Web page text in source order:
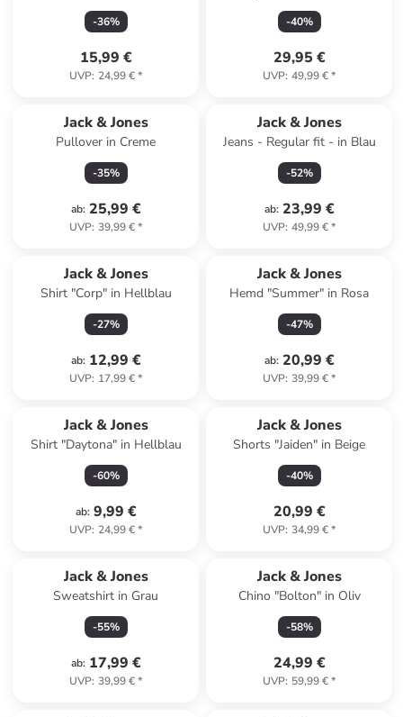
-36%
15,99 €
UVP: 24,99 €*
-40%
29,95 €
UVP: 49,99 €*
Jack & Jones
Pullover in Creme
-35%
ab: 25,99 €
UVP: 39,99 €*
Jack & Jones
Jeans - Regular fit - in Blau
-52%
ab: 23,99 €
UVP: 49,99 €*
Jack & Jones
Shirt "Corp" in Hellblau
-27%
ab: 12,99 €
UVP: 17,99 €*
Jack & Jones
Hemd "Summer" in Rosa
-47%
ab: 20,99 €
UVP: 39,99 €*
Jack & Jones
Shirt "Daytona" in Hellblau
-60%
ab: 9,99 €
UVP: 24,99 €*
Jack & Jones
Shorts "Jaiden" in Beige
-40%
20,99 €
UVP: 34,99 €*
Jack & Jones
Sweatshirt in Grau
-55%
ab: 17,99 €
UVP: 39,99 €*
Jack & Jones
Chino "Bolton" in Oliv
-58%
24,99 €
UVP: 59,99 €*